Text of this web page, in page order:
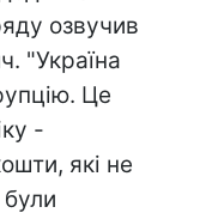
озвучив
"Україна
Це
-
які не